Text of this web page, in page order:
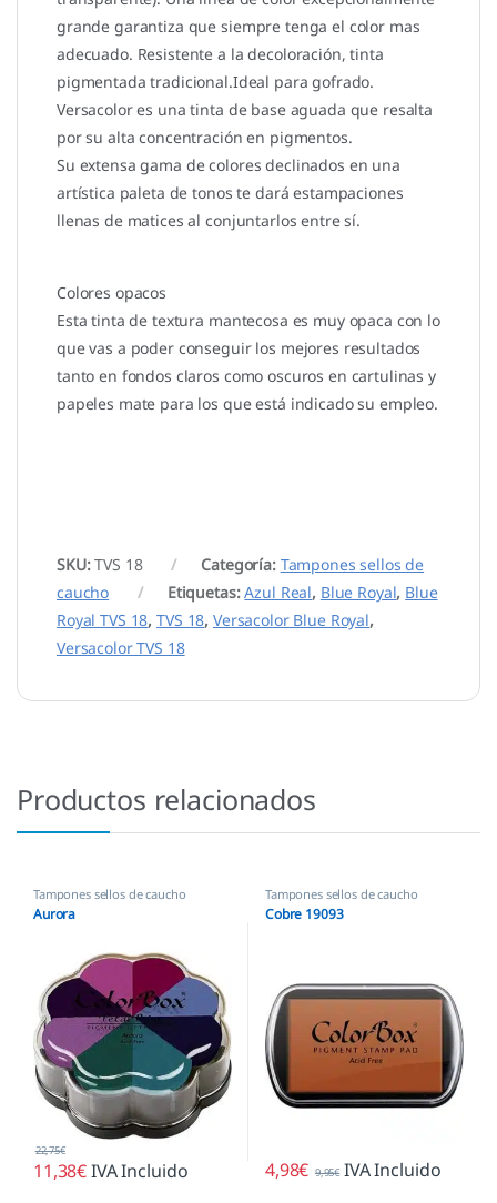
grande garantiza que siempre tenga el color mas
adecuado. Resistente a la decoloración, tinta
pigmentada tradicional.Ideal para gofrado.
Versacolor es una tinta de base aguada que resalta
por su alta concentración en pigmentos.
Su extensa gama de colores declinados en una
artística paleta de tonos te dará estampaciones
llenas de matices al conjuntarlos entre sí.
Colores opacos
Esta tinta de textura mantecosa es muy opaca con lo
que vas a poder conseguir los mejores resultados
tanto en fondos claros como oscuros en cartulinas y
papeles mate para los que está indicado su empleo.
SKU:TVS 18 Categoría: Tampones sellos de
caucho
Etiquetas:Azul Real, Blue Royal, Blue
Royal TVS 18,TVS 18, Versacolor Blue Royal,
Versacolor TVS 18
Productos relacionados
Tampones sellos de caucho
Aurora
11,38€
22,75€
IVA Incluido
Tampones sellos de caucho
Cobre 19093
4,98€ 9,95€ IVA Incluido